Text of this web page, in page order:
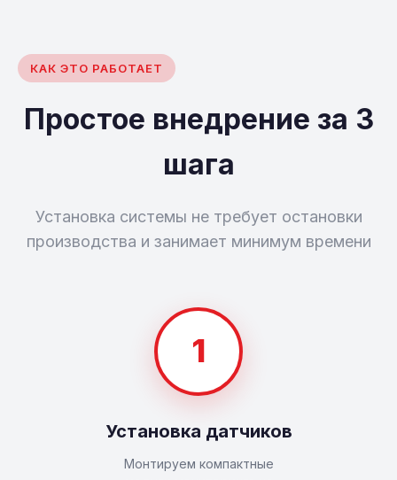
КАК ЭТО РАБОТАЕТ
Простое внедрение за 3
шага
Установка системы не требует остановки
производства и занимает минимум времени
1
Установка датчиков
Монтируем компактные